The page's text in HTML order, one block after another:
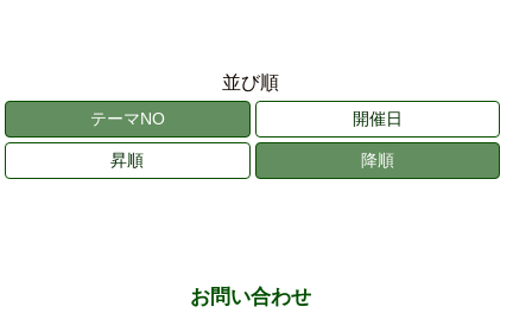
並び順
テーマNO 開催日
昇順 降順
お問い合わせ